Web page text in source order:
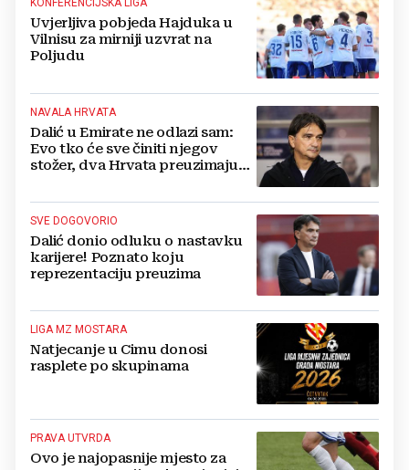
KONFERENCIJSKA LIGA
Uvjerljiva pobjeda Hajduka u
Vilnisu za mirniji uzvrat na
Poljudu
NAVALA HRVATA
Dalić u Emirate ne odlazi sam:
Evo tko će sve činiti njegov
stožer, dva Hrvata preuzimaju
SVE DOGOVORIO
Dalić donio odluku o nastavku
karijere! Poznato koju
reprezentaciju preuzima
LIGA MZ MOSTARA
Natjecanje u Cimu donosi
rasplete po skupinama
PRAVA UTVRDA
Ovo je najopasnije mjesto za